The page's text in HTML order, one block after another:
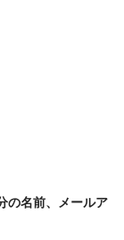
の名前、メールア